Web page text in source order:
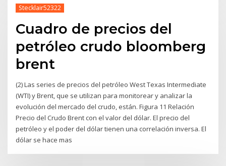
Stecklair52322
Cuadro de precios del
petróleo crudo bloomberg
brent
(2) Las series de precios del petróleo West Texas Intermediate
(WTI) y Brent, que se utilizan para monitorear y analizar la
evolución del mercado del crudo, están. Figura 11 Relación
Precio del Crudo Brent con el valor del dólar. El precio del
petróleo y el poder del dólar tienen una correlación inversa. El
dólar se hace mas